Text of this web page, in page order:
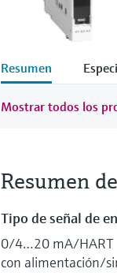
Resumen
Mostrar todos los
Resumen
Tipo de señal de
0/4…20 mA/HART
con alimentación/